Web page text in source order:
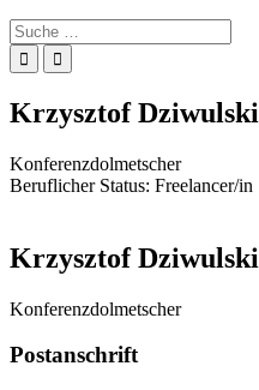
Suche
nach:
Krzysztof Dziwulski
Konferenzdolmetscher
Beruflicher Status: Freelancer/in
Krzysztof Dziwulski
Konferenzdolmetscher
Post­anschrift